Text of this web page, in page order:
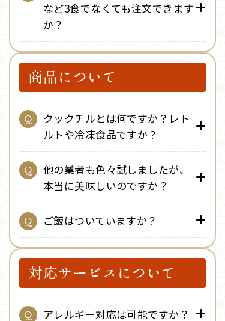
など3食でなくても注文できます
か？
商品について
クックチルとは何ですか？レト
ルトや冷凍食品ですか？
他の業者も色々試しましたが、
本当に美味しいのですか？
ご飯はついていますか？
対応サービスについて
アレルギー対応は可能ですか？